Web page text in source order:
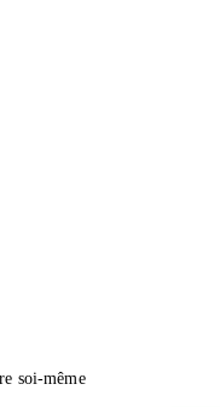
soi-même